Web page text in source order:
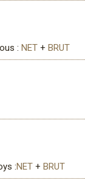
: NET + BRUT
:NET + BRUT